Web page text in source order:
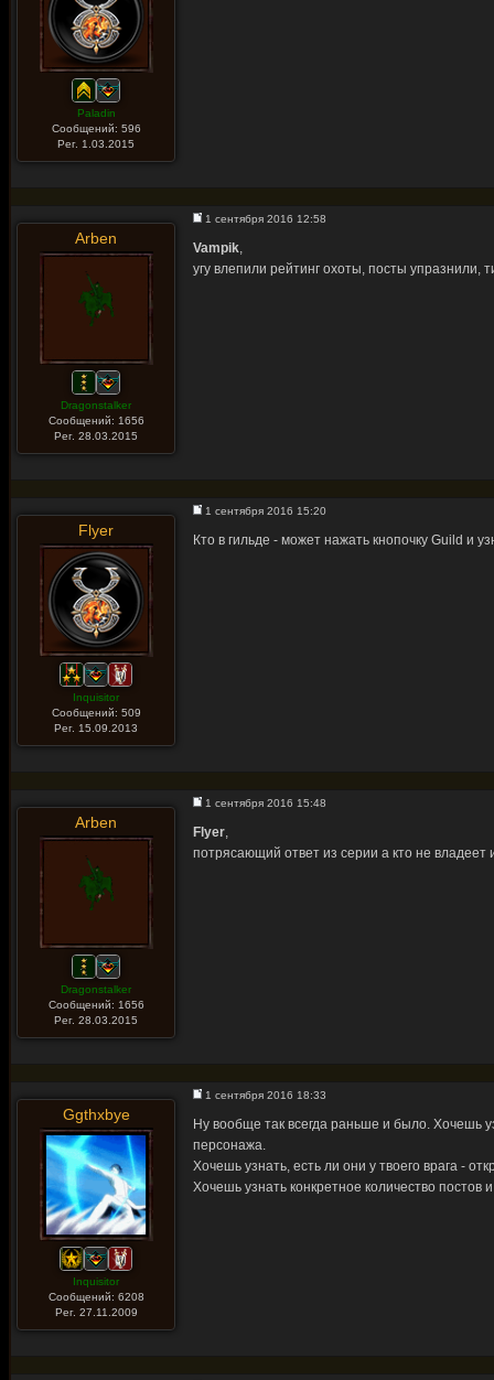
Paladin
Сообщений: 596
Рег. 1.03.2015
Arben
Dragonstalker
Сообщений: 1656
Рег. 28.03.2015
1 сентября 2016 12:58
Vampik,
угу влепили рейтинг охоты, посты упразнили,
Flyer
Inquisitor
Сообщений: 509
Рег. 15.09.2013
1 сентября 2016 15:20
Кто в гильде - может нажать кнопочку Guild и
Arben
Dragonstalker
Сообщений: 1656
Рег. 28.03.2015
1 сентября 2016 15:48
Flyer,
потрясающий ответ из серии а кто не владеет
Ggthxbye
Inquisitor
Сообщений: 6208
Рег. 27.11.2009
1 сентября 2016 18:33
Ну вообще так всегда раньше и было. Хочешь
персонажа.
Хочешь узнать, есть ли они у твоего врага -
Хочешь узнать конкретное количество постов